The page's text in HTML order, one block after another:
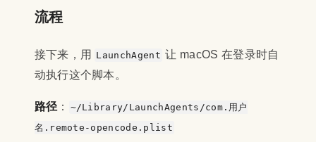
流程
接下来，用 LaunchAgent 让 macOS 在登录时自
动执行这个脚本。
路径 ：
~/Library/LaunchAgents/com.用户
名.remote-opencode.plist